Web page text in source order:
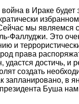
в Ираке
мы являемся
Фаллуджи. Это
и
права
достичь, и
создать
запланировано, в
Буша